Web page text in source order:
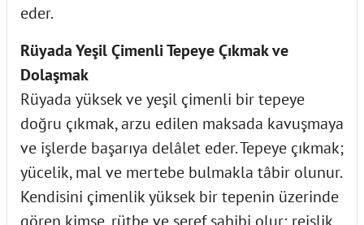
eder.
Rüyada Yeşil Çimenli Tepeye Çıkmak ve
Dolaşmak
Rüyada yüksek ve yeşil çimenli bir tepeye
doğru çıkmak, arzu edilen maksada kavuşmaya
ve işlerde başarıya delâlet eder. Tepeye çıkmak;
yücelik, mal ve mertebe bulmakla tâbir olunur.
Kendisini çimenlik yüksek bir tepenin üzerinde
gören kimse, rütbe ve şeref sahibi olur; reislik